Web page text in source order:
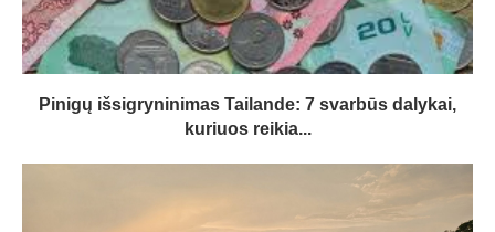
Pinigų išsigryninimas Tailande: 7 svarbūs dalykai,
kuriuos reikia...